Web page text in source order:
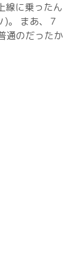
線に乗ったん
。 まあ、７
通のだったか